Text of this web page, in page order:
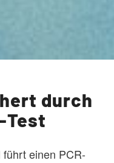
durch
Test
einen PCR-